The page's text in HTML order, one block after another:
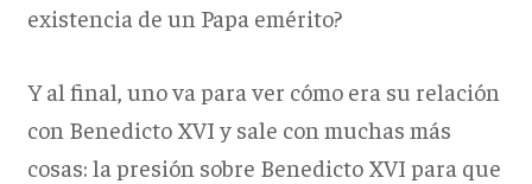
existencia de un Papa emérito?
Y al final, uno va para ver cómo era su relación
con Benedicto XVI y sale con muchas más
cosas: la presión sobre Benedicto XVI para que